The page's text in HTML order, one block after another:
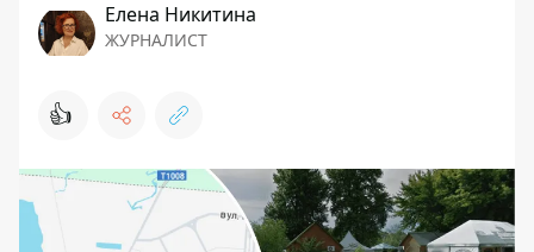
Елена Никитина
ЖУРНАЛИСТ
👍